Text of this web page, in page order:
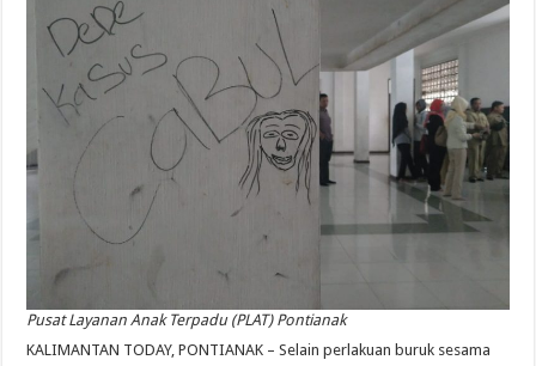
Pusat Layanan Anak Terpadu (PLAT) Pontianak
KALIMANTAN TODAY, PONTIANAK – Selain perlakuan buruk sesama